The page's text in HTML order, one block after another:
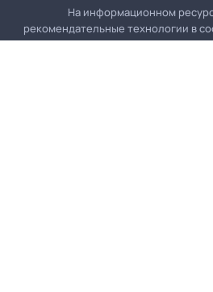
На информационном
рекомендательные технологии в